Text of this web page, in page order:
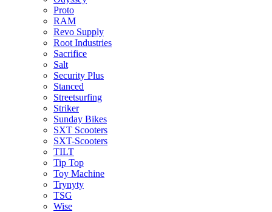
Proto
RAM
Revo Supply
Root Industries
Sacrifice
Salt
Security Plus
Stanced
Streetsurfing
Striker
Sunday Bikes
SXT Scooters
SXT-Scooters
TILT
Tip Top
Toy Machine
Trynyty
TSG
Wise